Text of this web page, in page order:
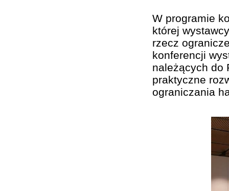
W programie
której
rzecz
konferencji
należących do
praktyczne
ograniczania